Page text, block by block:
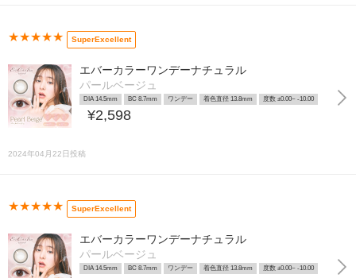
★★★★★ SuperExcellent
エバーカラーワンデーナチュラル
パールベージュ
DIA 14.5mm BC 8.7mm ワンデー 着色直径 13.8mm 度数 ±0.00~ -10.00
¥2,598
2024年04月22日投稿
★★★★★ SuperExcellent
エバーカラーワンデーナチュラル
パールベージュ
DIA 14.5mm BC 8.7mm ワンデー 着色直径 13.8mm 度数 ±0.00~ -10.00